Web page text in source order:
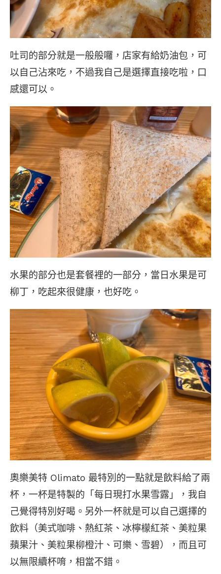
吐司的部分就是一般般囉，店家有給奶油包，可
以自己沾來吃，不過我自己是選擇直接吃啦，口
感還可以。
水果的部分也是套餐裡的一部分，當日水果是可
柳丁，吃起來很健康，也好吃。
奧樂美特 Olimato 最特別的一點就是飲料給了兩
杯，一杯是特製的「每日現打水果雪露」，我自
己覺得特別好喝。另外一杯就是可以自己選擇的
飲料（美式咖啡、熱紅茶、冰檸檬紅茶、美粒果
蘋果汁、美粒果柳橙汁、可樂、雪碧），而且可
以無限續杯唷，相當不錯。